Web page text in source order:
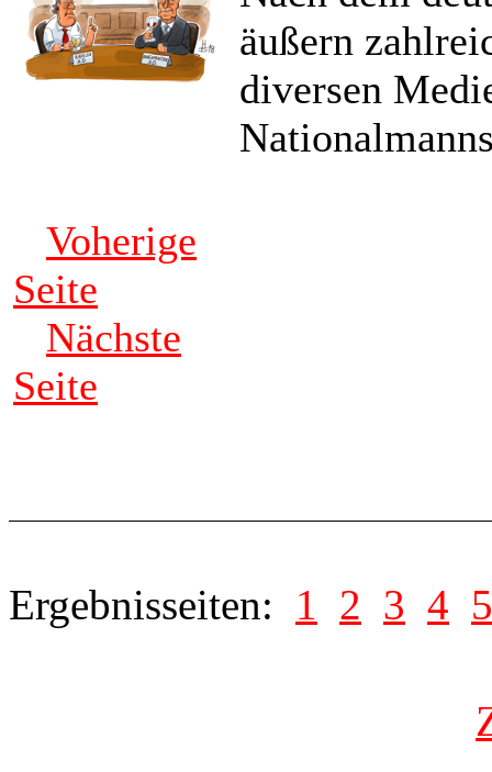
äußern
diversen
Voherige
Seite
Nächste
Seite
Ergebnisseiten: 1 2 3 4 5